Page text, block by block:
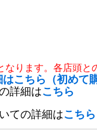
ります。各店頭と
こちら（初めて
詳細はこちら
ての詳細はこちら